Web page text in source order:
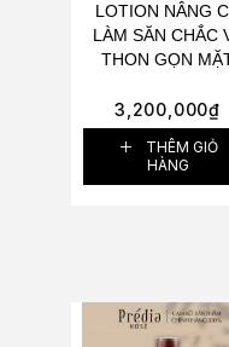
LOTION NÂNG
LÀM SĂN CHẮC
THON GỌN
KOSÉ PRÉDIA
DES GRANDS
LOTION 200ML
3,200,000₫
THÊM GIỎ
HÀNG